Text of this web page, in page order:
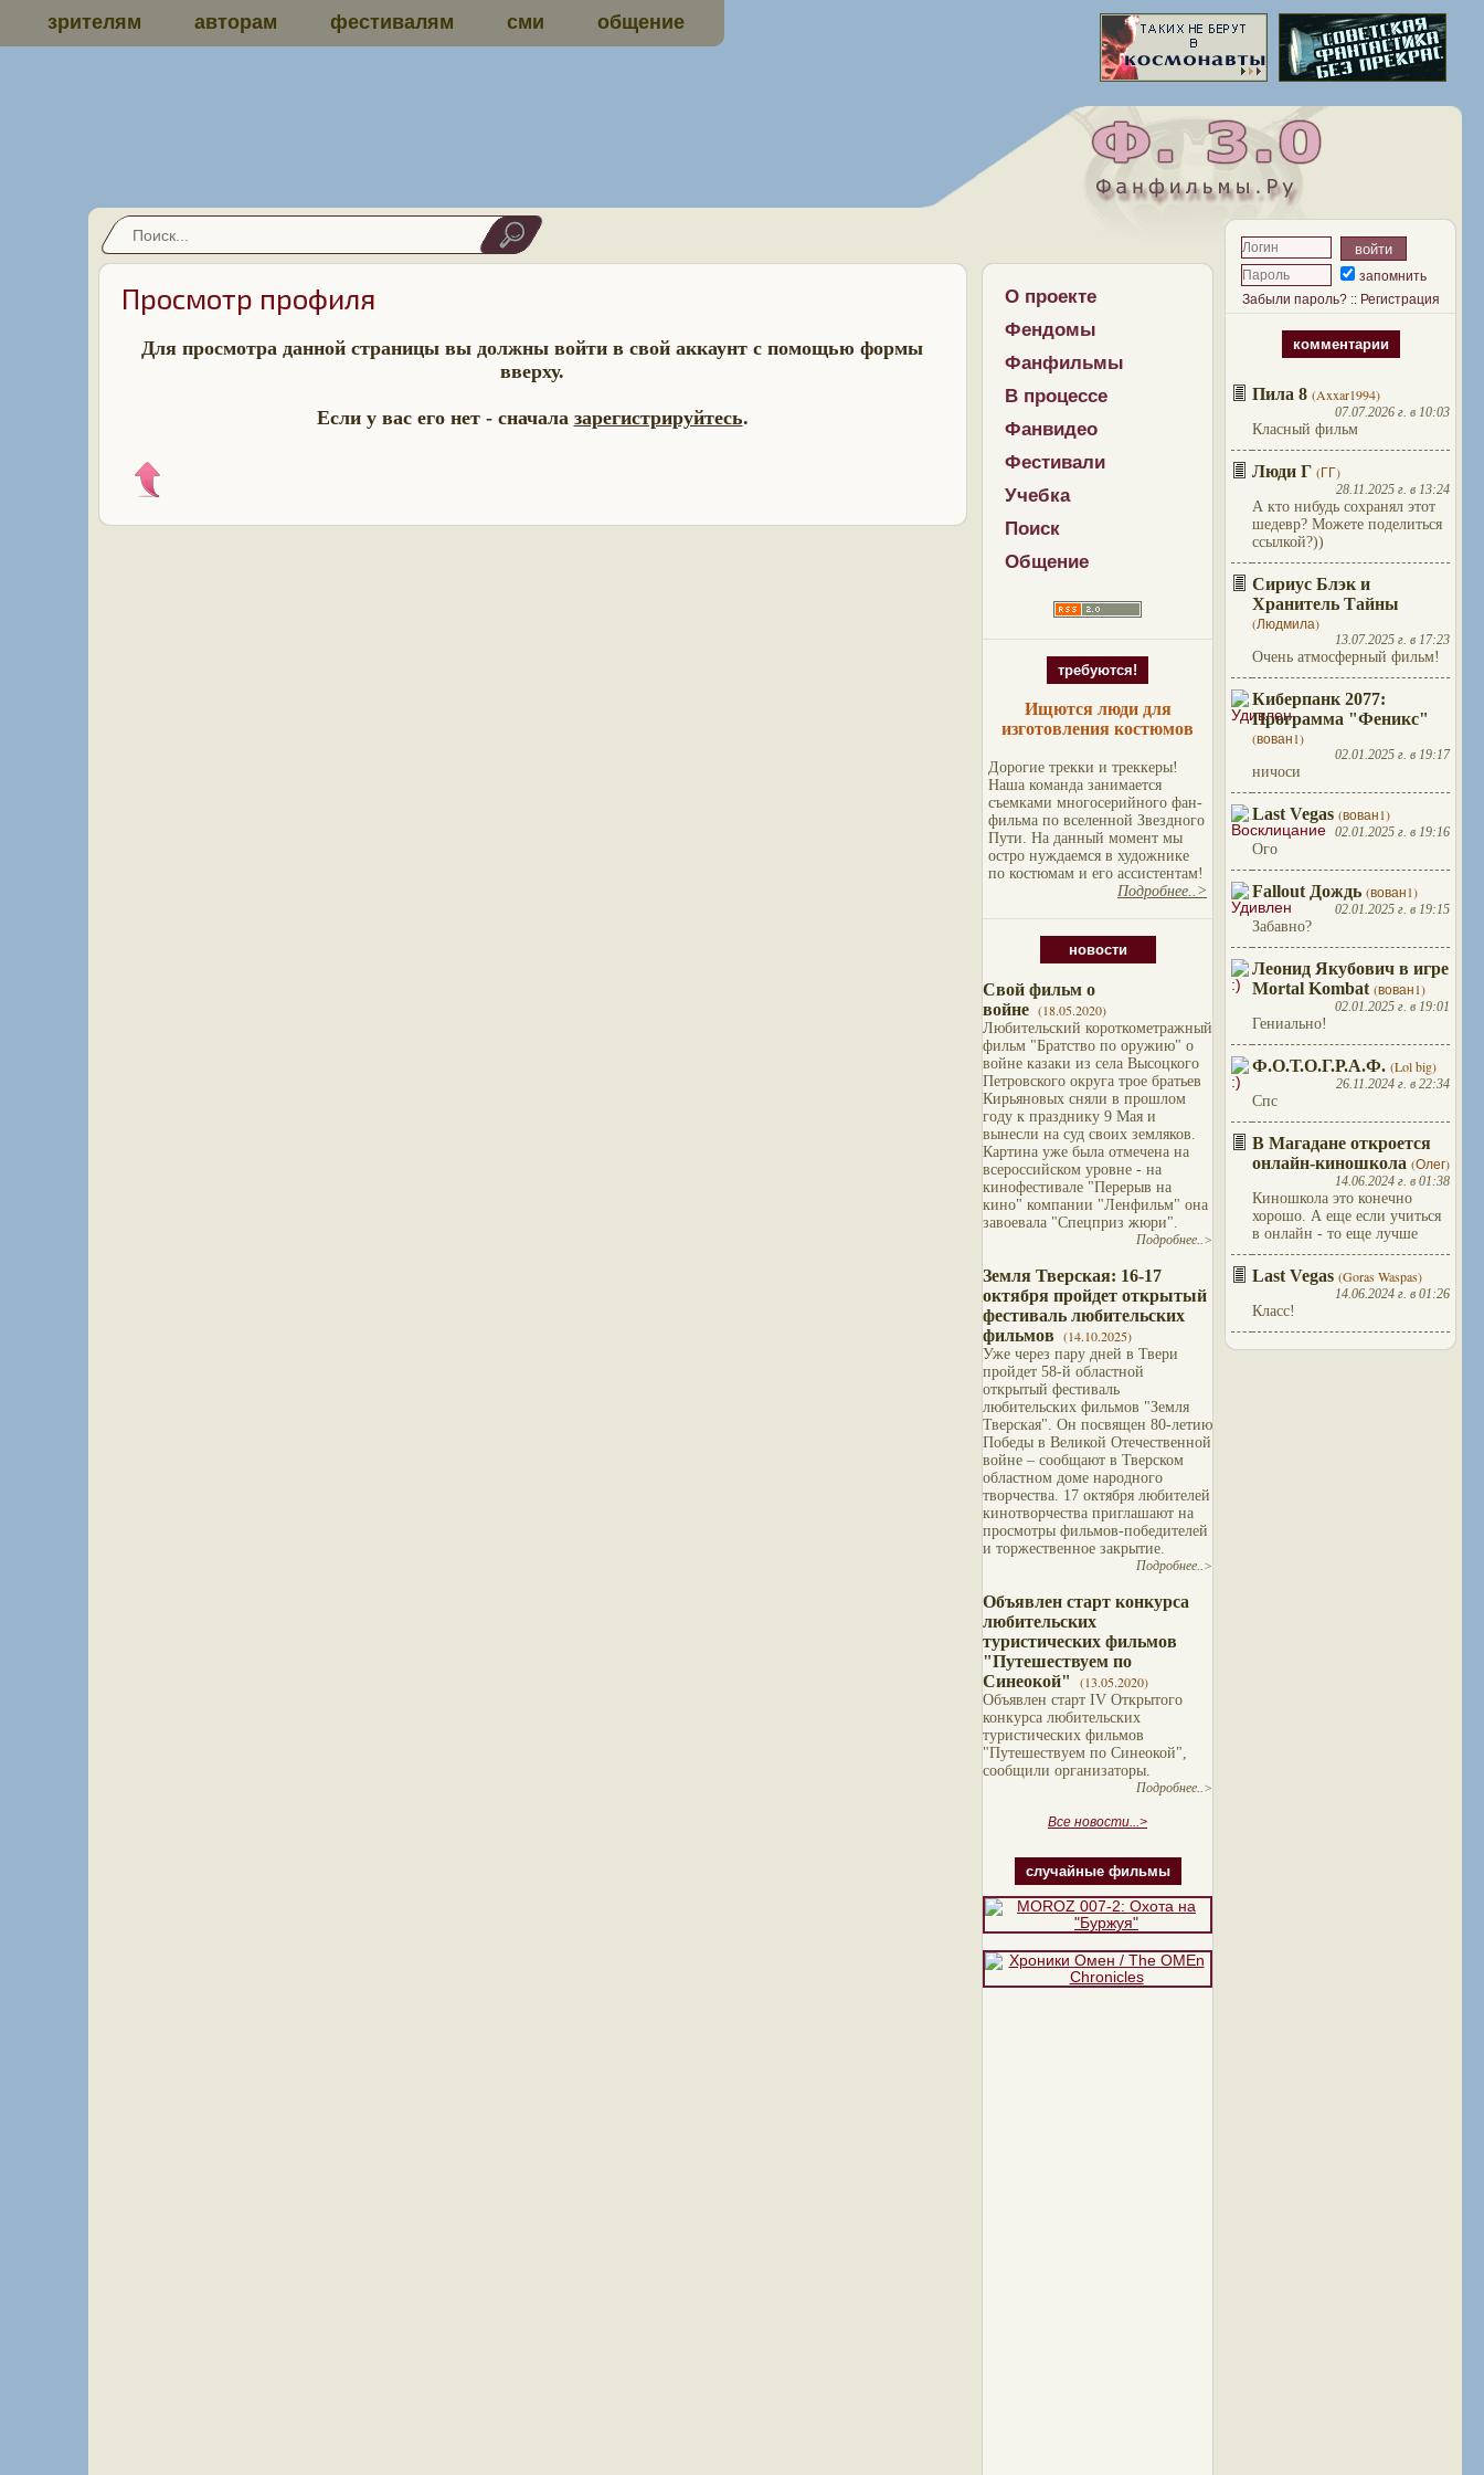
зрителям авторам фестивалям сми общение
О проекте
Фендомы
Фанфильмы
В процессе
Фанвидео
Фестивали
Учебка
Поиск
Общение
требуются!
Ищются люди для
изготовления костюмов
Дорогие трекки и треккеры!
Наша команда занимается
съемками многосерийного фан-
фильма по вселенной Звездного
Пути. На данный момент мы
остро нуждаемся в художнике
по костюмам и его ассистентам!
Подробнее..>
новости
Свой фильм о
войне (18.05.2020)
Любительский короткометражный
фильм "Братство по оружию" о
войне казаки из села Высоцкого
Петровского округа трое братьев
Кирьяновых сняли в прошлом
году к празднику 9 Мая и
вынесли на суд своих земляков.
Картина уже была отмечена на
всероссийском уровне - на
кинофестивале "Перерыв на
кино" компании "Ленфильм" она
завоевала "Спецприз жюри".
Подробнее..>
Земля Тверская: 16-17
октября пройдет открытый
фестиваль любительских
фильмов (14.10.2025)
Уже через пару дней в Твери
пройдет 58-й областной
открытый фестиваль
любительских фильмов "Земля
Тверская". Он посвящен 80-летию
Победы в Великой Отечественной
войне – сообщают в Тверском
областном доме народного
творчества. 17 октября любителей
кинотворчества приглашают на
просмотры фильмов-победителей
и торжественное закрытие.
Подробнее..>
Объявлен старт конкурса
любительских
туристических фильмов
"Путешествуем по
Синеокой"
(13.05.2020)
Объявлен старт IV Открытого
конкурса любительских
туристических фильмов
"Путешествуем по Синеокой",
сообщили организаторы.
Подробнее..>
Все новости...>
случайные фильмы
запомнить
Забыли пароль?:: Регистрация
комментарии
Пила 8 (Axxar1994)
07.07.2026 г. в 10:03
Класный фильм
Люди Г (ГГ)
28.11.2025 г. в 13:24
А кто нибудь сохранял этот
шедевр? Можете поделиться
ссылкой?))
Сириус Блэк и
Хранитель Тайны
(Людмила)
13.07.2025 г. в 17:23
Очень атмосферный фильм!
Киберпанк 2077:
Программа "Феникс"
(вован1)
02.01.2025 г. в 19:17
ничоси
Last Vegas (вован1)
02.01.2025 г. в 19:16
Ого
Fallout Дождь (вован1)
02.01.2025 г. в 19:15
Забавно?
Леонид Якубович в игре
Mortal Kombat (вован1)
02.01.2025 г. в 19:01
Гениально!
Ф.О.Т.О.Г.Р.А.Ф. (Lol big)
26.11.2024 г. в 22:34
Спс
В Магадане откроется
онлайн-киношкола (Олег)
14.06.2024 г. в 01:38
Киношкола это конечно
хорошо. А еще если учиться
в онлайн - то еще лучше
Last Vegas (Goras Waspas)
14.06.2024 г. в 01:26
Класс!
Просмотр профиля
Для просмотра данной страницы вы должны войти в свой аккаунт с помощью формы
вверху.
Если у вас его нет - сначала зарегистрируйтесь.